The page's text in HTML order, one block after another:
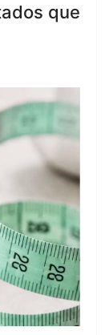
que